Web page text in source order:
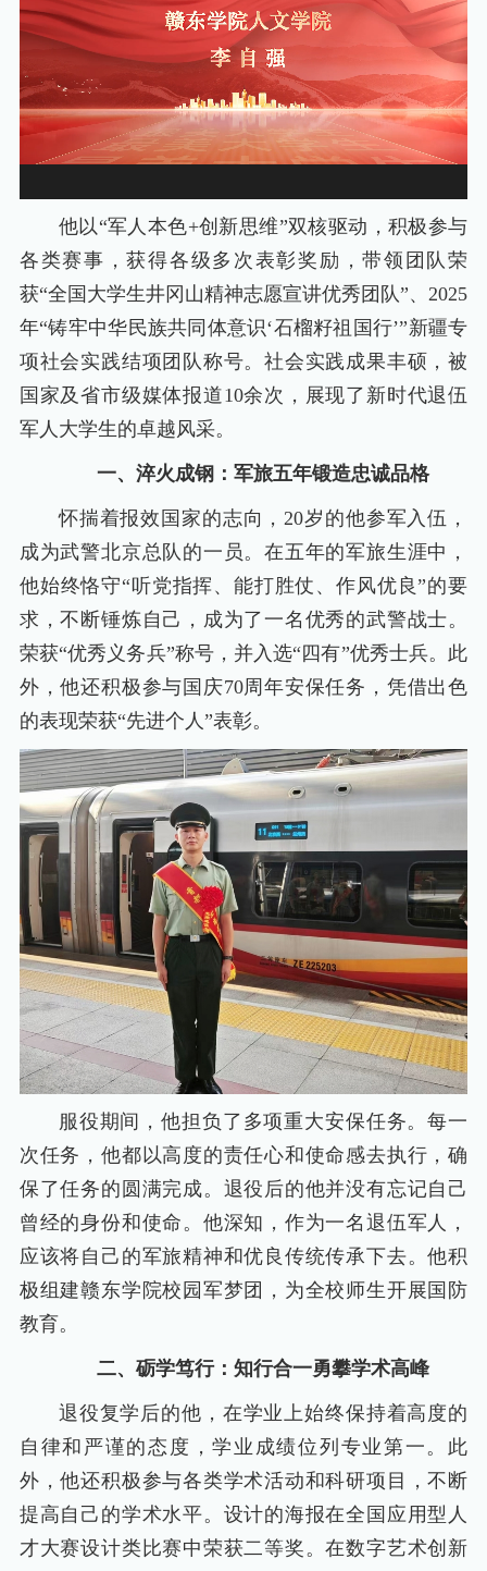
他以“军人本色+创新思维”双核驱动，积极参与
各类赛事，获得各级多次表彰奖励，带领团队荣
获“全国大学生井冈山精神志愿宣讲优秀团队”、2025
年“铸牢中华民族共同体意识‘石榴籽祖国行’”新疆专
项社会实践结项团队称号。社会实践成果丰硕，被
国家及省市级媒体报道10余次，展现了新时代退伍
军人大学生的卓越风采。
一、淬火成钢：军旅五年锻造忠诚品格
怀揣着报效国家的志向，20岁的他参军入伍，
成为武警北京总队的一员。在五年的军旅生涯中，
他始终恪守“听党指挥、能打胜仗、作风优良”的要
求，不断锤炼自己，成为了一名优秀的武警战士。
荣获“优秀义务兵”称号，并入选“四有”优秀士兵。此
外，他还积极参与国庆70周年安保任务，凭借出色
的表现荣获“先进个人”表彰。
服役期间，他担负了多项重大安保任务。每一
次任务，他都以高度的责任心和使命感去执行，确
保了任务的圆满完成。退役后的他并没有忘记自己
曾经的身份和使命。他深知，作为一名退伍军人，
应该将自己的军旅精神和优良传统传承下去。他积
极组建赣东学院校园军梦团，为全校师生开展国防
教育。
二、砺学笃行：知行合一勇攀学术高峰
退役复学后的他，在学业上始终保持着高度的
自律和严谨的态度，学业成绩位列专业第一。此
外，他还积极参与各类学术活动和科研项目，不断
提高自己的学术水平。设计的海报在全国应用型人
才大赛设计类比赛中荣获二等奖。在数字艺术创新